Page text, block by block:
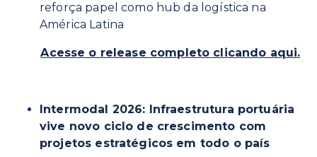
reforça papel como hub da logística na
América Latina
Acesse o release completo clicando aqui.
Intermodal 2026: Infraestrutura portuária
vive novo ciclo de crescimento com
projetos estratégicos em todo o país